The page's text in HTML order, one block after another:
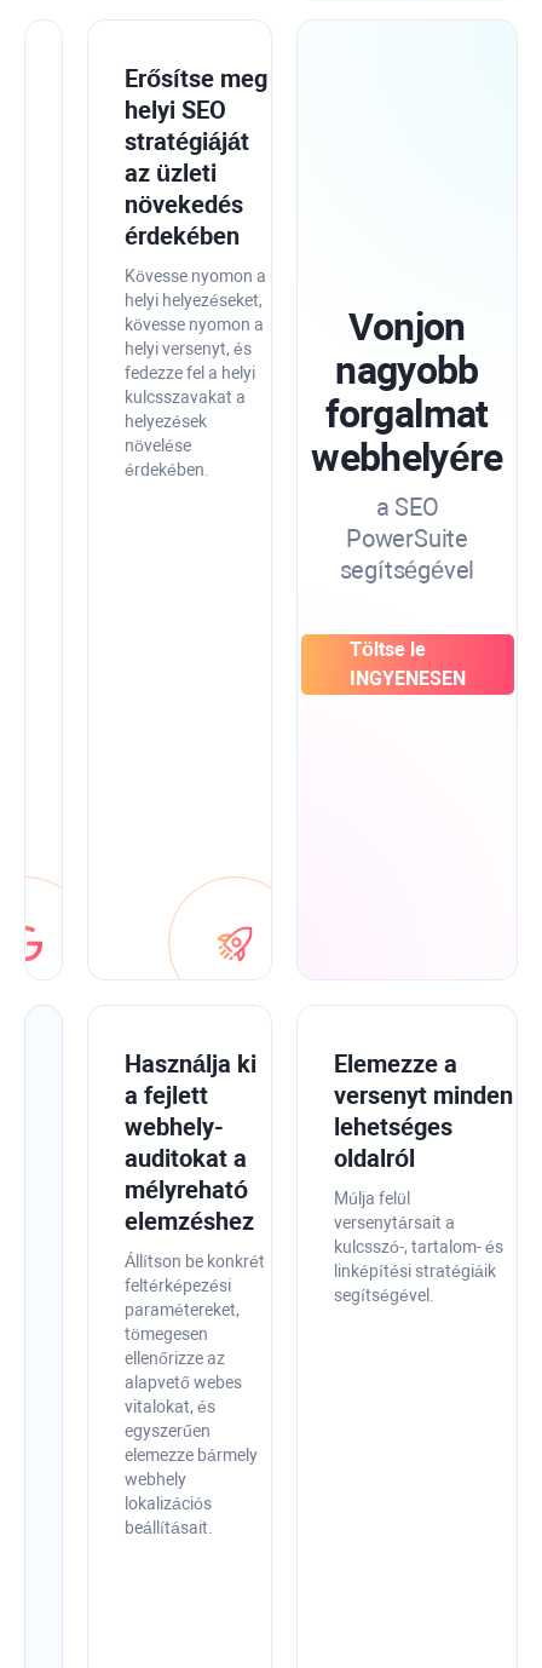
Integrálja
PowerSuite-
Google
eszközeivel
nagyobb
pontosság
érdekében
Egyesítse
Erősítse meg
helyi SEO
stratégiáját
az üzleti
növekedés
érdekében
Kövesse nyomon a
helyi helyezéseket,
kövesse nyomon a
helyi versenyt, és
fedezze fel a helyi
kulcsszavakat a
helyezések
növelése
érdekében.
Vonjon
nagyobb
forgalmat
webhelyére
a SEO
PowerSuite
segítségével
Töltse le
INGYENESEN
Javítsa
webhelye
állapotát
alkalmazáson
optimalizálási
tippekkel
Vizsgálja
webhelyét,
Használja ki
a fejlett
webhely-
auditokat a
mélyreható
elemzéshez
Állítson be konkrét
feltérképezési
paramétereket,
tömegesen
ellenőrizze az
alapvető webes
vitalokat, és
egyszerűen
elemezze bármely
webhely
lokalizációs
beállításait.
Elemezze a
versenyt minden
lehetséges
oldalról
Múlja felül
versenytársait a
kulcsszó-, tartalom- és
linképítési stratégiáik
segítségével.